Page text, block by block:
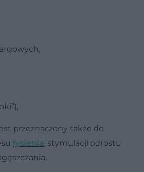
przeznaczony także do
łysienia, stymulacji odrostu